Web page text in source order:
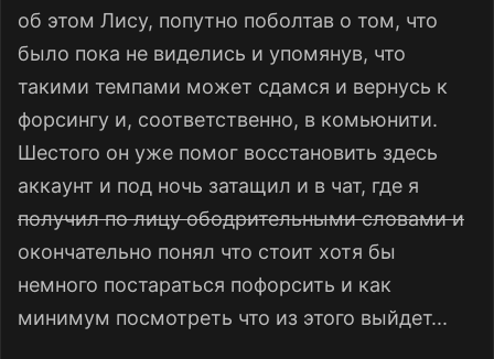
об этом Лису, попутно поболтав о том, что
было пока не виделись и упомянув, что
такими темпами может сдамся и вернусь к
форсингу и, соответственно, в комьюнити.
Шестого он уже помог восстановить здесь
аккаунт и под ночь затащил и в чат, где я
получил по лицу ободрительными словами и
окончательно понял что стоит хотя бы
немного постараться пофорсить и как
минимум посмотреть что из этого выйдет...